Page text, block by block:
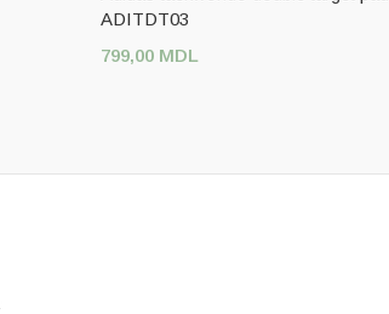
ADITDT03
799,00 MDL